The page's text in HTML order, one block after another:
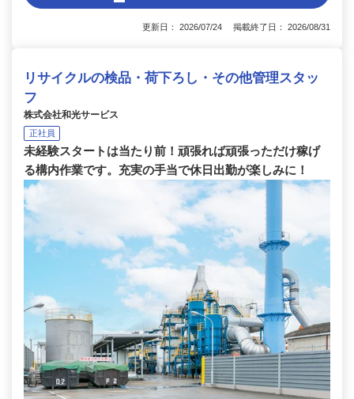
更新日： 2026/07/24 掲載終了日： 2026/08/31
リサイクルの検品・荷下ろし・その他管理スタッ
フ
株式会社和光サービス
正社員
未経験スタートは当たり前！頑張れば頑張っただけ稼げ
る構内作業です。充実の手当で休日出勤が楽しみに！